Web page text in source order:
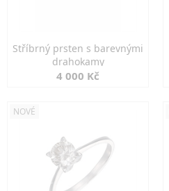
Stříbrný prsten s barevnými
drahokamy
4 000 Kč
NOVÉ